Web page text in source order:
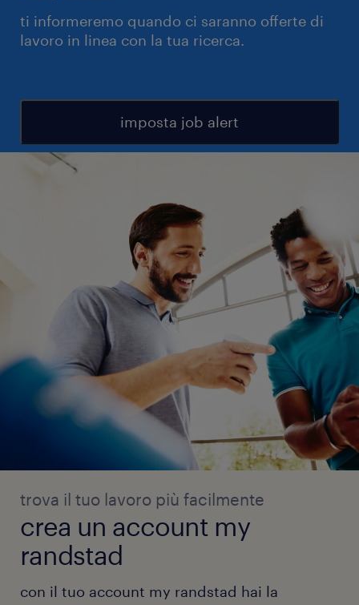
ti informeremo quando ci saranno offerte di
lavoro in linea con la tua ricerca.
imposta job alert
trova il tuo lavoro più facilmente
crea un account my
randstad
con il tuo account my randstad hai la